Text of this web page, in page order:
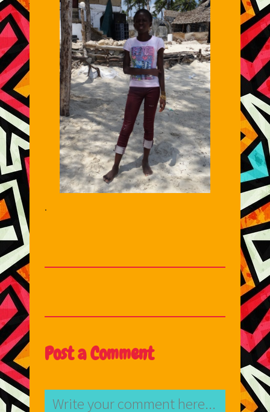
.
Post a Comment